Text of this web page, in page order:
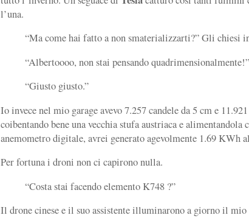
l’una.
“Ma come hai fatto a non smaterializzarti?” Gli chiesi
“Albertoooo, non stai pensando quadrimensionalmente!”
“Giusto giusto.”
Io invece nel mio garage avevo 7.257 candele da 5 cm e
coibentando bene una vecchia stufa austriaca e
anemometro digitale, avrei generato agevolmente 1.69 KWh
Per fortuna i droni non ci capirono nulla.
“Costa stai facendo elemento K748 ?”
Il drone cinese e il suo assistente illuminarono a giorno il mio